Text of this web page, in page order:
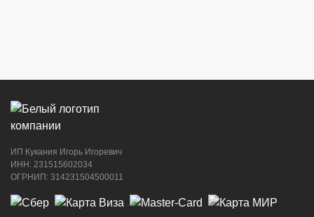
ИП Кукания Игорь Игоревич
ИНН: 231515602034
ОГРНИП: 314231504500011